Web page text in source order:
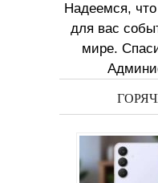
Надеемся,
для вас
мире.